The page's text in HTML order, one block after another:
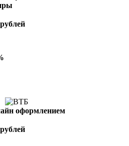
оформлением